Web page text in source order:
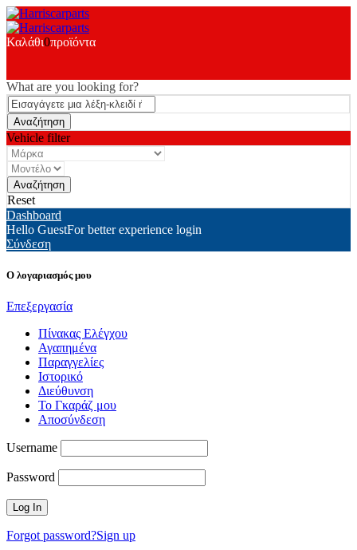
Καλάθι0προϊόντα
What are you looking for?
Vehicle filter
Reset
Dashboard
Hello GuestFor better experience login
Σύνδεση
Ο λογαριασμός μου
Επεξεργασία
Πίνακας Ελέγχου
Αγαπημένα
Παραγγελίες
Ιστορικό
Διεύθυνση
Το Γκαράζ μου
Αποσύνδεση
Username
Password
Forgot password?Sign up